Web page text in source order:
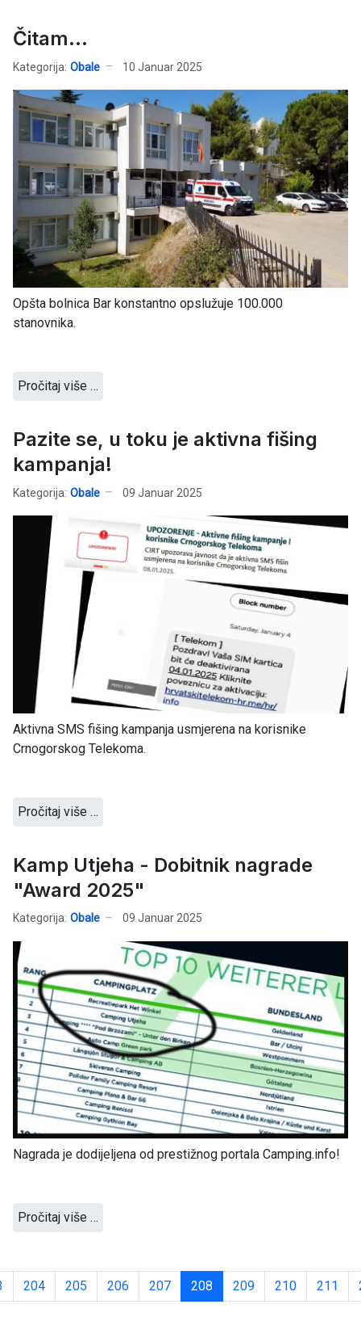
Čitam...
Kategorija: Obale 10 Januar 2025
Opšta bolnica Bar konstantno opslužuje 100.000
stanovnika.
Pročitaj više …
Pazite se, u toku je aktivna fišing
kampanja!
Kategorija: Obale 09 Januar 2025
Aktivna SMS fišing kampanja usmjerena na korisnike
Crnogorskog Telekoma.
Pročitaj više …
Kamp Utjeha - Dobitnik nagrade
"Award 2025"
Kategorija: Obale 09 Januar 2025
Nagrada je dodijeljena od prestižnog portala Camping.info!
Pročitaj više …
204 205 206 207 208 209 210 211